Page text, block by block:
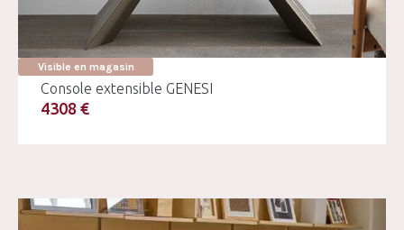
Visible en magasin
Console extensible GENESI
4308 €